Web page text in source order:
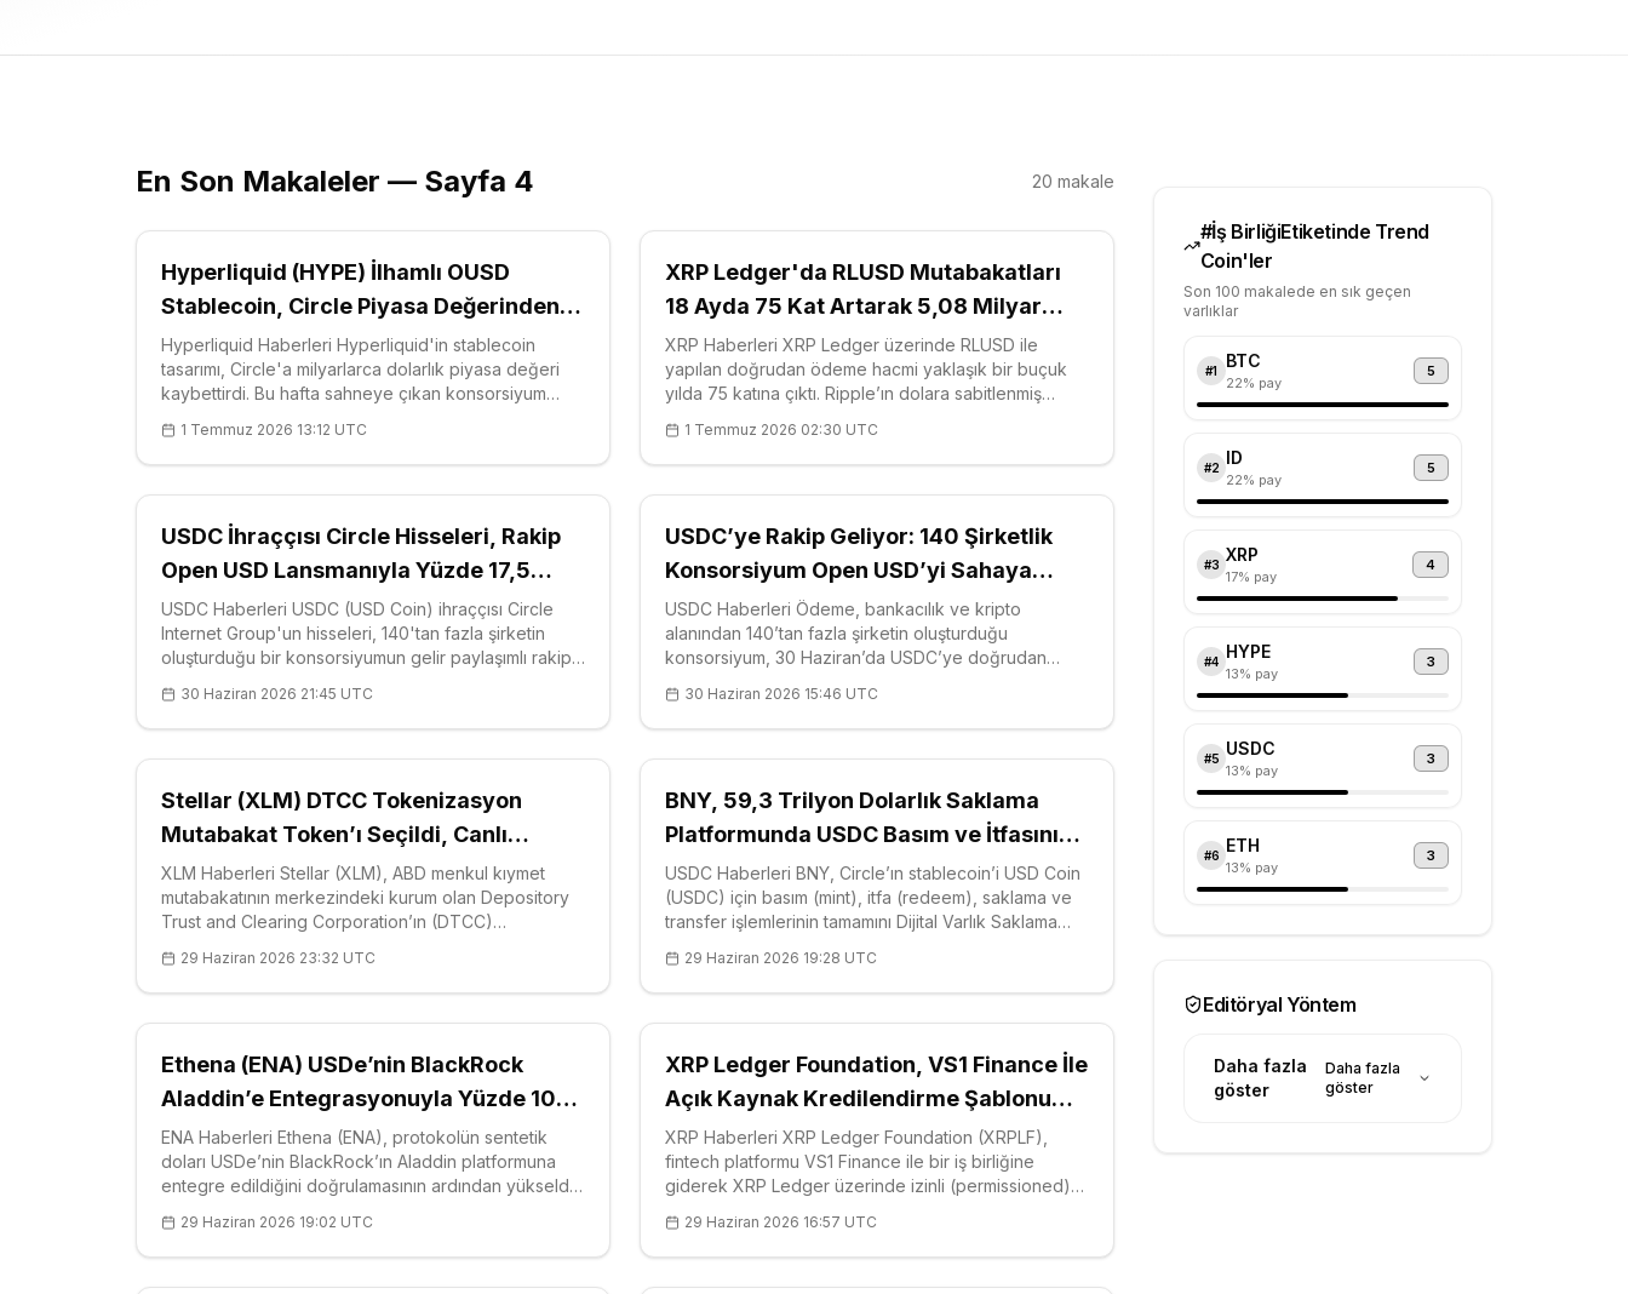
En Son Makaleler — Sayfa 4 20 makale
Hyperliquid (HYPE) İlhamlı OUSD
Stablecoin, Circle Piyasa Değerinden
3,3 Milyar Dolar Sildi
Hyperliquid Haberleri Hyperliquid'in stablecoin
tasarımı, Circle'a milyarlarca dolarlık piyasa değeri
kaybettirdi. Bu hafta sahneye çıkan konsorsiyum
şirketin — aralarında Visa, Mastercard, BlackRock,
Coinbase, Ripple ve Stripe da var — de
1 Temmuz 2026 13:12 UTC
XRP Ledger'da RLUSD Mutabakatları
18 Ayda 75 Kat Artarak 5,08 Milyar
Dolara Ulaştı
XRP Haberleri XRP Ledger üzerinde RLUSD ile
yapılan doğrudan ödeme hacmi yaklaşık bir buçuk
yılda 75 katına çıktı. Ripple’ın dolara sabitlenmiş
borsa alım-satımları dışarıda bırakıldığında defter
üzerinde doğrudan el değiştiren transf
1 Temmuz 2026 02:30 UTC
USDC İhraççısı Circle Hisseleri, Rakip
Open USD Lansmanıyla Yüzde 17,5
Çöktü
USDC Haberleri USDC (USD Coin) ihraççısı Circle
Internet Group'un hisseleri, 140'tan fazla şirketin
oluşturduğu bir konsorsiyumun gelir paylaşımlı rakip
günü yüzde 17,5 değer kaybetti. Hisse, 72,25
dolardan açıldıktan sonra gün içi 62,52 d
30 Haziran 2026 21:45 UTC
USDC’ye Rakip Geliyor: 140 Şirketlik
Konsorsiyum Open USD’yi Sahaya
Sürdü
USDC Haberleri Ödeme, bankacılık ve kripto
alanından 140’tan fazla şirketin oluşturduğu
konsorsiyum, 30 Haziran’da USDC’ye doğrudan
sabitlenmiş bu stabilcoin (stablecoin), paz
30 Haziran 2026 15:46 UTC
Stellar (XLM) DTCC Tokenizasyon
Mutabakat Token’ı Seçildi, Canlı
Varlıklar 2027’de
XLM Haberleri Stellar (XLM), ABD menkul kıymet
mutabakatının merkezindeki kurum olan Depository
Trust and Clearing Corporation’ın (DTCC)
belirlendi; canlı varlıkların 2027’nin ilk yarısında
devreye girmesi hedefleniyor. DTCC, Mayıs 2026’d
29 Haziran 2026 23:32 UTC
BNY, 59,3 Trilyon Dolarlık Saklama
Platformunda USDC Basım ve İtfasını
Açtı
USDC Haberleri BNY, Circle’ın stablecoin’i USD Coin
(USDC) için basım (mint), itfa (redeem), saklama ve
transfer işlemlerinin tamamını Dijital Varlık Saklama
bankanın uçtan uca desteklediği ilk stablecoin oldu.
Kurumsal müşteriler artık ABD d
29 Haziran 2026 19:28 UTC
Ethena (ENA) USDe’nin BlackRock
Aladdin’e Entegrasyonuyla Yüzde 10
Yükseldi
ENA Haberleri Ethena (ENA), protokolün sentetik
doları USDe’nin BlackRock’ın Aladdin platformuna
entegre edildiğini doğrulamasının ardından yükseldi;
kurumların kullandığı risk ve portföy yönetim sistemi.
Resmi açıklama hamleyi kurumsal
29 Haziran 2026 19:02 UTC
XRP Ledger Foundation, VS1 Finance İle
Açık Kaynak Kredilendirme Şablonu
Geliştiriyor
XRP Haberleri XRP Ledger Foundation (XRPLF),
fintech platformu VS1 Finance ile bir iş birliğine
giderek XRP Ledger üzerinde izinli (permissioned)
bir referans uygulaması geliştireceğini doğruladı; bu
adım, ağın kurumsal kredi piyasaların
29 Haziran 2026 16:57 UTC
#İş BirliğiEtiketinde Trend
Coin'ler
Son 100 makalede en sık geçen
varlıklar
#1 BTC
22% pay
5
#2 ID
22% pay
5
#3 XRP
17% pay
4
#4 HYPE
13% pay
3
#5 USDC
13% pay
3
#6 ETH
13% pay
3
Editöryal Yöntem
Daha fazla
göster
Daha fazla
göster